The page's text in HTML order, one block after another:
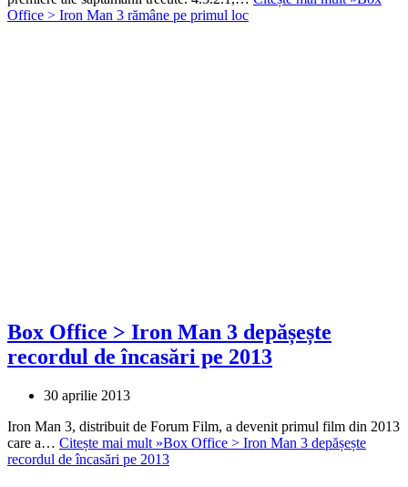
Office > Iron Man 3 rămâne pe primul loc
Box Office > Iron Man 3 depășește
recordul de încasări pe 2013
30 aprilie 2013
Iron Man 3, distribuit de Forum Film, a devenit primul film din 2013
care a… Citește mai mult »Box Office > Iron Man 3 depășește
recordul de încasări pe 2013